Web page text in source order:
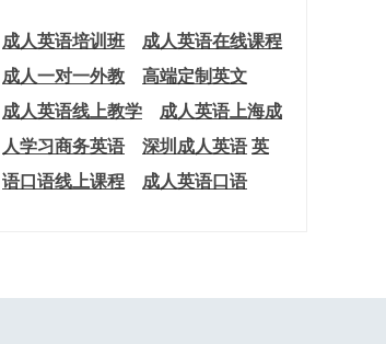
成人英语培训班
成人英语在线课程
成人一对一外教
高端定制英文
成人英语线上教学
成人英语上海成
人学习商务英语
深圳成人英语英
语口语线上课程
成人英语口语